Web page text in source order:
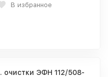
В избранное
ЭФН 112/508-